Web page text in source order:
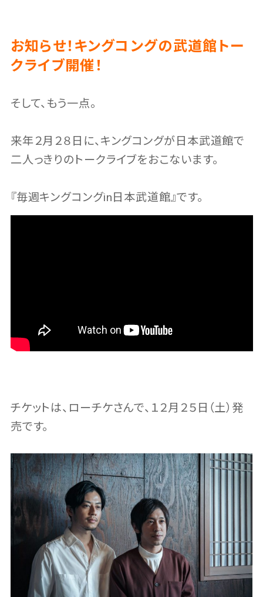
お知らせ！キングコングの武道館トー
クライブ開催！
そして、もう一点。
来年２月２８日に、キングコングが日本武道館で
二人っきりのトークライブをおこないます。
『毎週キングコングin日本武道館』です。
チケットは、ローチケさんで、１２月２５日（土）発
売です。